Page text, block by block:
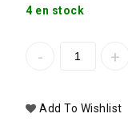
4 en stock
Add To Wishlist